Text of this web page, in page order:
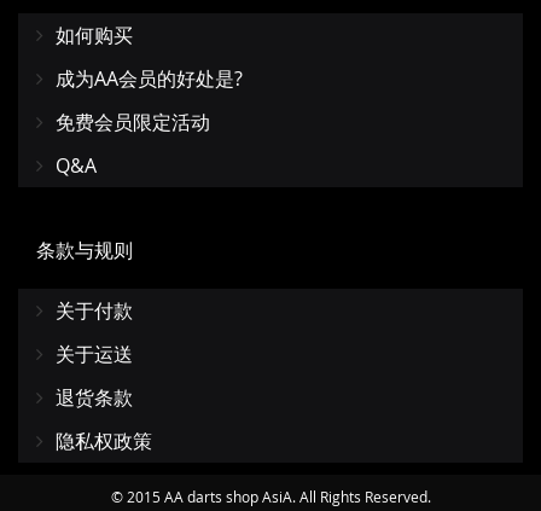
如何购买
成为AA会员的好处是?
免费会员限定活动
Q&A
条款与规则
关于付款
关于运送
退货条款
隐私权政策
© 2015 AA darts shop AsiA. All Rights Reserved.